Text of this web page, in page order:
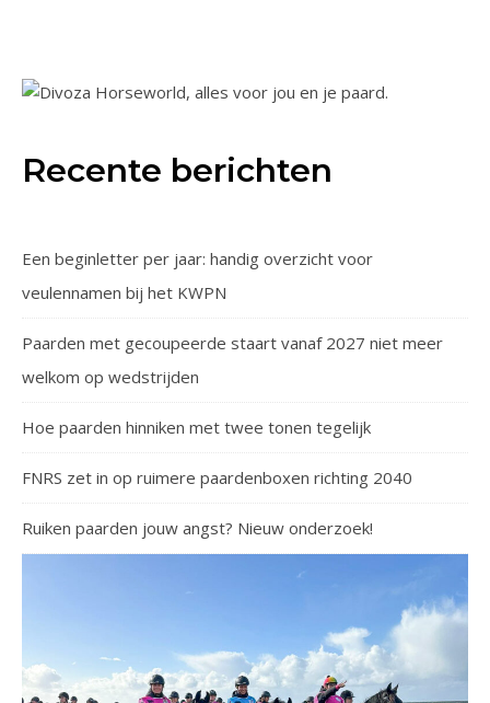
Recente berichten
Een beginletter per jaar: handig overzicht voor
veulennamen bij het KWPN
Paarden met gecoupeerde staart vanaf 2027 niet meer
welkom op wedstrijden
Hoe paarden hinniken met twee tonen tegelijk
FNRS zet in op ruimere paardenboxen richting 2040
Ruiken paarden jouw angst? Nieuw onderzoek!